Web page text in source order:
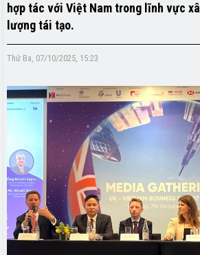
hợp tác với Việt Nam trong lĩnh vực
lượng tái tạo.
Thứ Ba, 07/10/2025, 15:23